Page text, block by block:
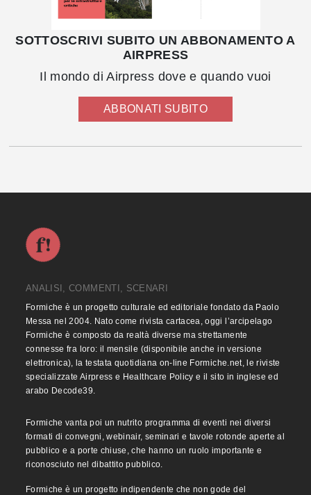
SOTTOSCRIVI SUBITO UN ABBONAMENTO A
AIRPRESS
Il mondo di Airpress dove e quando vuoi
ABBONATI SUBITO
ANALISI, COMMENTI, SCENARI
Formiche è un progetto culturale ed editoriale fondato da Paolo
Messa nel 2004. Nato come rivista cartacea, oggi l’arcipelago
Formiche è composto da realtà diverse ma strettamente
connesse fra loro: il mensile (disponibile anche in versione
elettronica), la testata quotidiana on-line Formiche.net, le riviste
specializzate Airpress e Healthcare Policy e il sito in inglese ed
arabo Decode39.
Formiche vanta poi un nutrito programma di eventi nei diversi
formati di convegni, webinair, seminari e tavole rotonde aperte al
pubblico e a porte chiuse, che hanno un ruolo importante e
riconosciuto nel dibattito pubblico.
Formiche è un progetto indipendente che non gode del